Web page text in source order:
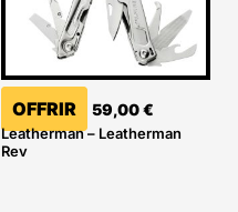
OFFRIR 59,00€
Leatherman – Leatherman
Rev